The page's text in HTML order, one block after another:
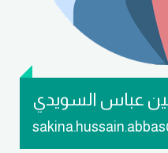
عباس السويدي